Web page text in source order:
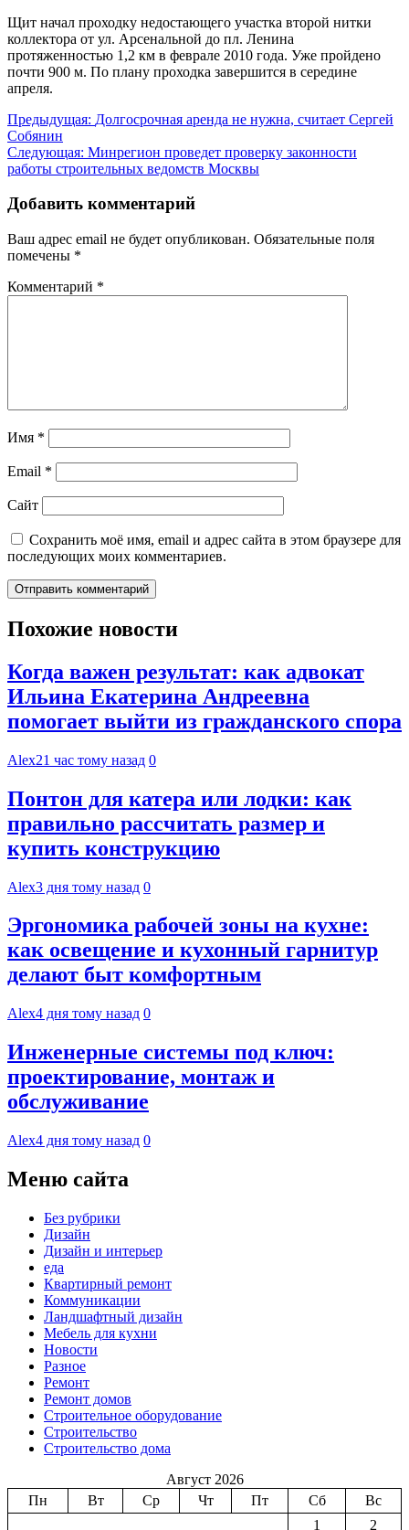
Щит начал проходку недостающего участка второй нитки
коллектора от ул. Арсенальной до пл. Ленина
протяженностью 1,2 км в феврале 2010 года. Уже пройдено
почти 900 м. По плану проходка завершится в середине
апреля.
Навигация
по
записям
Предыдущая: Долгосрочная аренда не нужна, считает Сергей
Собянин
Следующая: Минрегион проведет проверку законности
работы строительных ведомств Москвы
Добавить комментарий
Ваш адрес email не будет опубликован. Обязательные поля
помечены *
Комментарий *
Имя *
Email *
Сайт
Сохранить моё имя, email и адрес сайта в этом браузере для
последующих моих комментариев.
Похожие новости
Когда важен результат: как адвокат
Ильина Екатерина Андреевна
помогает выйти из гражданского спора
Alex21 час тому назад 0
Понтон для катера или лодки: как
правильно рассчитать размер и
купить конструкцию
Alex3 дня тому назад 0
Эргономика рабочей зоны на кухне:
как освещение и кухонный гарнитур
делают быт комфортным
Alex4 дня тому назад 0
Инженерные системы под ключ:
проектирование, монтаж и
обслуживание
Alex4 дня тому назад 0
Меню сайта
Без рубрики
Дизайн
Дизайн и интерьер
еда
Квартирный ремонт
Коммуникации
Ландшафтный дизайн
Мебель для кухни
Новости
Разное
Ремонт
Ремонт домов
Строительное оборудование
Строительство
Строительство дома
Август 2026
Пн
Вт Ср Чт Пт Сб
Вс
1
2